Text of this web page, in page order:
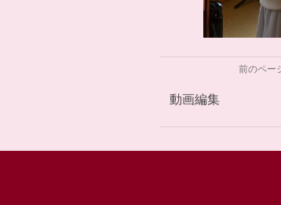
前のペー
動画編集